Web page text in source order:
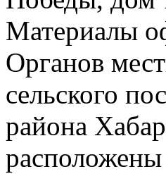
Материалы
Органов
сельского
района
расположены